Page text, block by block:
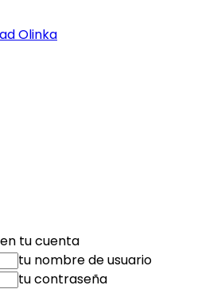
Olinka
tu cuenta
tu nombre de usuario
tu contraseña